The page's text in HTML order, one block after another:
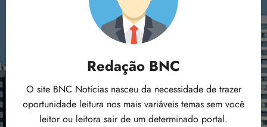
Redação BNC
O site BNC Notícias nasceu da necessidade de trazer
oportunidade leitura nos mais variáveis temas sem você
leitor ou leitora sair de um determinado portal.